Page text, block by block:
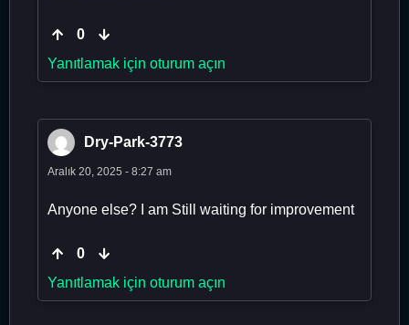
0
Yanıtlamak için oturum açın
Dry-Park-3773
Aralık 20, 2025 - 8:27 am
Anyone else? I am Still waiting for improvement
0
Yanıtlamak için oturum açın